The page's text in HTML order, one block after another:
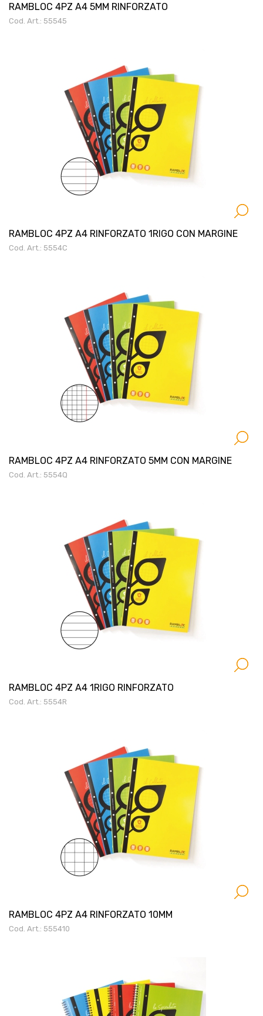
RAMBLOC 4PZ A4 5MM RINFORZATO
Cod. Art.: 55545
RAMBLOC 4PZ A4 RINFORZATO 1RIGO CON MARGINE
Cod. Art.: 5554C
RAMBLOC 4PZ A4 RINFORZATO 5MM CON MARGINE
Cod. Art.: 5554Q
RAMBLOC 4PZ A4 1RIGO RINFORZATO
Cod. Art.: 5554R
RAMBLOC 4PZ A4 RINFORZATO 10MM
Cod. Art.: 555410